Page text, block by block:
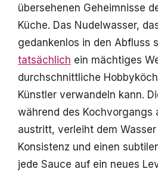
übersehenen Geheimnisse
Küche. Das Nudelwasser,
gedankenlos in den Abfluss
tatsächlich ein mächtiges
durchschnittliche
Künstler verwandeln kann.
während des Kochvorgangs
austritt, verleiht dem
Konsistenz und einen
jede Sauce auf ein neues